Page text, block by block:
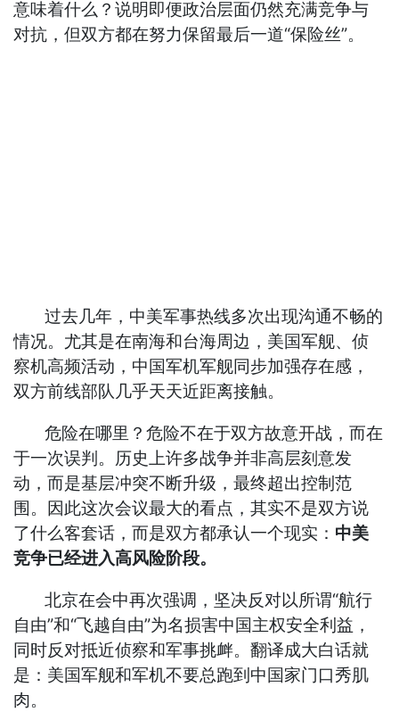
意味着什么？说明即便政治层面仍然充满竞争与
对抗，但双方都在努力保留最后一道“保险丝”。
过去几年，中美军事热线多次出现沟通不畅的
情况。尤其是在南海和台海周边，美国军舰、侦
察机高频活动，中国军机军舰同步加强存在感，
双方前线部队几乎天天近距离接触。
危险在哪里？危险不在于双方故意开战，而在
于一次误判。历史上许多战争并非高层刻意发
动，而是基层冲突不断升级，最终超出控制范
围。因此这次会议最大的看点，其实不是双方说
了什么客套话，而是双方都承认一个现实： 中美
竞争已经进入高风险阶段。
北京在会中再次强调，坚决反对以所谓“航行
自由”和“飞越自由”为名损害中国主权安全利益，
同时反对抵近侦察和军事挑衅。翻译成大白话就
是：美国军舰和军机不要总跑到中国家门口秀肌
肉。